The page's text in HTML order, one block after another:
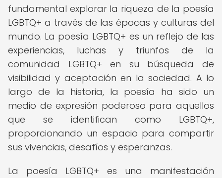
fundamental explorar la riqueza de la poesía
LGBTQ+ a través de las épocas y culturas del
mundo. La poesía LGBTQ+ es un reflejo de las
experiencias, luchas y triunfos de la
comunidad LGBTQ+ en su búsqueda de
visibilidad y aceptación en la sociedad. A lo
largo de la historia, la poesía ha sido un
medio de expresión poderoso para aquellos
que se identifican como LGBTQ+,
proporcionando un espacio para compartir
sus vivencias, desafíos y esperanzas.
La poesía LGBTQ+ es una manifestación